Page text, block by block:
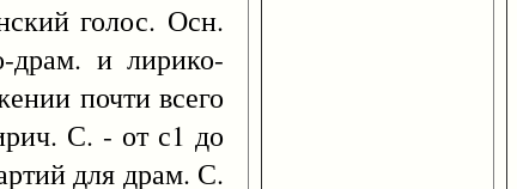
голос. Осн.
драм. и лирико-
почти всего
С. - от с1 до
для драм. С.